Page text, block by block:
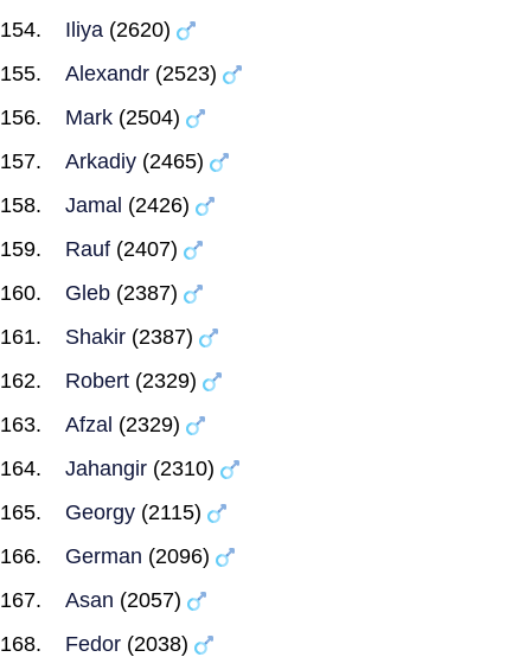
Iliya (2620)
Alexandr (2523)
Mark (2504)
Arkadiy (2465)
Jamal (2426)
Rauf (2407)
Gleb (2387)
Shakir (2387)
Robert (2329)
Afzal (2329)
Jahangir (2310)
Georgy (2115)
German (2096)
Asan (2057)
Fedor (2038)